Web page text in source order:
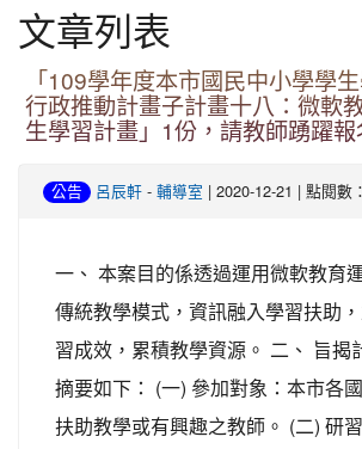
文章列表
「109學年度本市國民中小學學
行政推動計畫子計畫十八：微軟
生學習計畫」1份，請教師踴躍報
公告 呂辰軒 - 輔導室 | 2020-12-21 | 點閱數
一、 本案目的係透過運用微軟教育
傳統教學模式，資訊融入學習扶助
習成效，累積教學資源。 二、 旨揭
摘要如下： (一) 參加對象：本市各
扶助教學或有興趣之教師。 (二) 研